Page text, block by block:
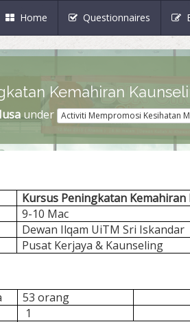
Home (current)Questionnaires
Kemahiran
under Activiti Mempromosi Kesihatan
Kursus Peningkatan Kemahiran
9-10 Mac
Dewan Ilqam UiTM Sri Iskandar
Pusat Kerjaya & Kaunseling
53 orang
1